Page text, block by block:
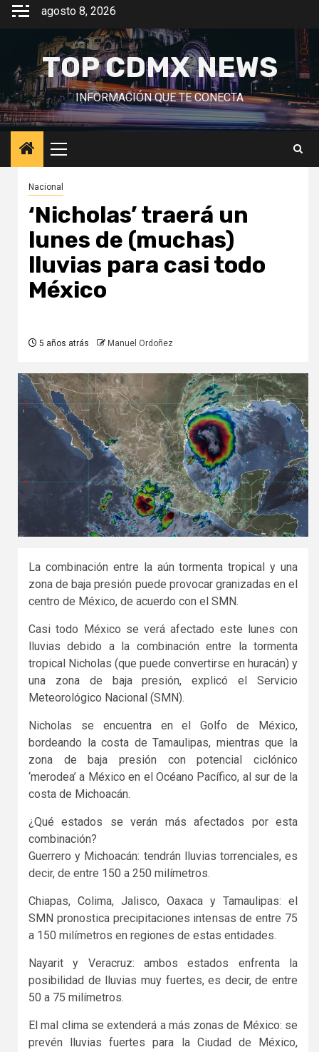
Saltar
contenido
agosto 8, 2026
TOP CDMX NEWS
INFORMACIÓN QUE TE CONECTA
Menú
principal
Nacional
‘Nicholas’ traerá un
lunes de (muchas)
lluvias para casi todo
México
5 años atrás Manuel Ordoñez
La combinación entre la aún tormenta tropical y una
zona de baja presión puede provocar granizadas en el
centro de México, de acuerdo con el SMN.
Casi todo México se verá afectado este lunes con
lluvias debido a la combinación entre la tormenta
tropical Nicholas (que puede convertirse en huracán) y
una zona de baja presión, explicó el Servicio
Meteorológico Nacional (SMN).
Nicholas se encuentra en el Golfo de México,
bordeando la costa de Tamaulipas, mientras que la
zona de baja presión con potencial ciclónico
‘merodea’ a México en el Océano Pacífico, al sur de la
costa de Michoacán.
¿Qué estados se verán más afectados por esta
combinación?
Guerrero y Michoacán: tendrán lluvias torrenciales, es
decir, de entre 150 a 250 milímetros.
Chiapas, Colima, Jalisco, Oaxaca y Tamaulipas: el
SMN pronostica precipitaciones intensas de entre 75
a 150 milímetros en regiones de estas entidades.
Nayarit y Veracruz: ambos estados enfrenta la
posibilidad de lluvias muy fuertes, es decir, de entre
50 a 75 milímetros.
El mal clima se extenderá a más zonas de México: se
prevén lluvias fuertes para la Ciudad de México,